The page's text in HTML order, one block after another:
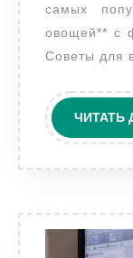
самых
овощей** с
Советы для
ЧИТАТЬ